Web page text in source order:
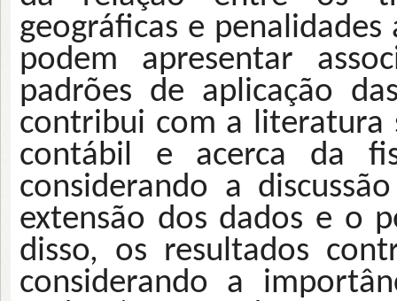
geográficas e
podem apresentar
padrões de aplicação
contribui com a literatura
contábil e acerca da
considerando a
extensão dos dados e o
disso, os resultados
considerando a